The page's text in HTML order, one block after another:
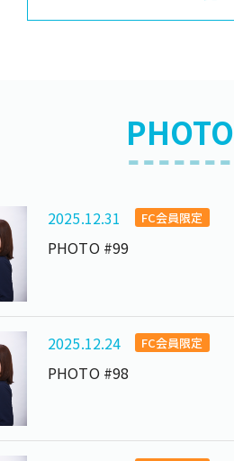
PHOTO
2025.12.31 FC会員限定
PHOTO #99
2025.12.24 FC会員限定
PHOTO #98